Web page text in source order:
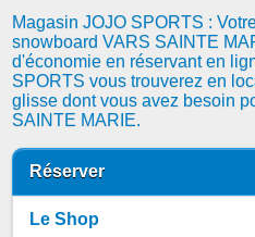
Magasin JOJO SPORTS :
snowboard VARS SAINTE
d'économie en réservant en
SPORTS vous trouverez en
glisse dont vous avez besoin
SAINTE MARIE.
Réserver
Le Shop